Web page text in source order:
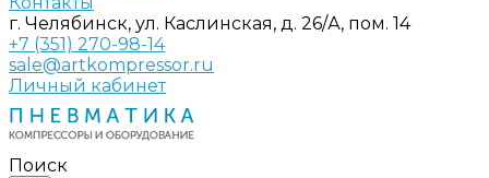
г. Челябинск, ул. Каслинская, д. 26/А, пом. 14
+7 (351) 270-98-14
sale@artkompressor.ru
Личный кабинет
Поиск